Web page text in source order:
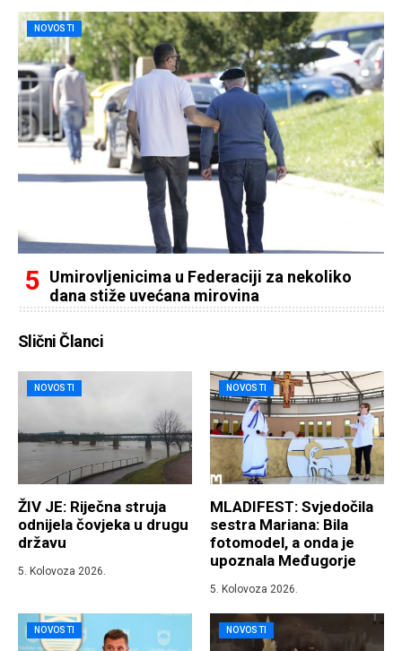
NOVOSTI
Umirovljenicima u Federaciji za nekoliko
dana stiže uvećana mirovina
Slični Članci
NOVOSTI
ŽIV JE: Riječna struja
odnijela čovjeka u drugu
državu
5. Kolovoza 2026.
NOVOSTI
MLADIFEST: Svjedočila
sestra Mariana: Bila
fotomodel, a onda je
upoznala Međugorje
5. Kolovoza 2026.
NOVOSTI NOVOSTI